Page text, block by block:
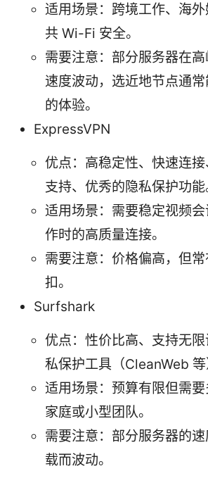
适用场景：跨境工作、海
共 Wi-Fi 安全。
需要注意：部分服务器在
速度波动，选近地节点通
的体验。
ExpressVPN
优点：高稳定性、快速连
支持、优秀的隐私保护功能
适用场景：需要稳定视频
作时的高质量连接。
需要注意：价格偏高，但
扣。
Surfshark
优点：性价比高、支持无
私保护工具（CleanWeb 等
适用场景：预算有限但需
家庭或小型团队。
需要注意：部分服务器的
载而波动。